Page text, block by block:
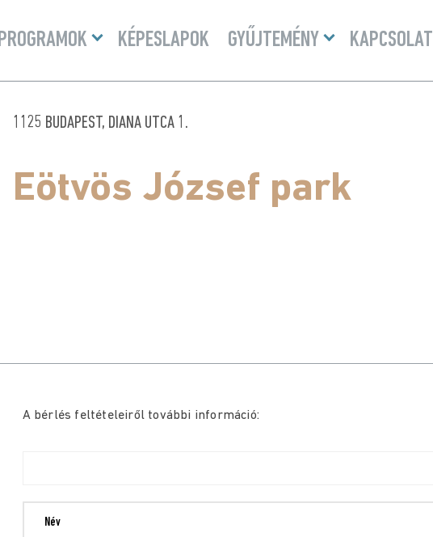
PROGRAMOK
Menü
lenyitásaKÉPESLAPOK GYŰJTEMÉNY
Menü
lenyitásaKAPCSOLAT
1125 BUDAPEST, DIANA UTCA 1.
Eötvös József park
A bérlés feltételeiről további információ: